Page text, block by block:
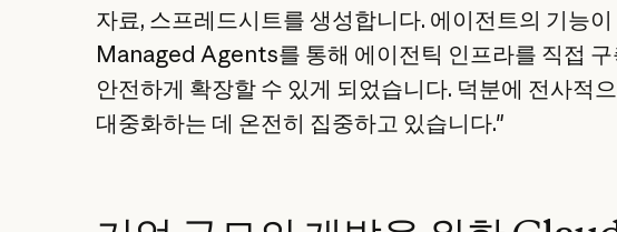
자료, 스프레드시트를 생성합니다. 에이전트의 기능
Managed Agents를 통해 에이전틱 인프라를 직접 구
안전하게 확장할 수 있게 되었습니다. 덕분에 전사적
대중화하는 데 온전히 집중하고 있습니다."